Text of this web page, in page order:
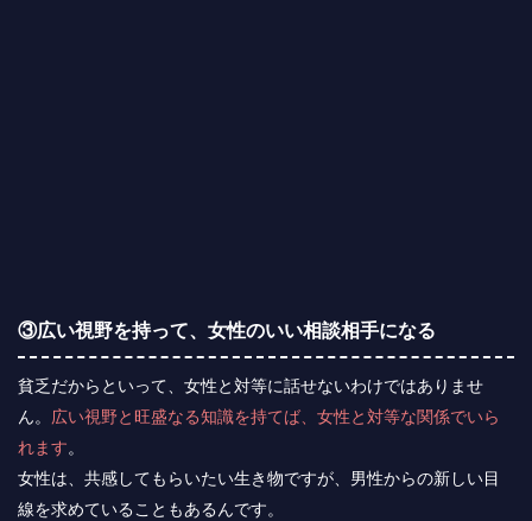
③広い視野を持って、女性のいい相談相手になる
貧乏だからといって、女性と対等に話せないわけではありませ
ん。 広い視野と旺盛なる知識を持てば、女性と対等な関係でいら
れます。
女性は、共感してもらいたい生き物ですが、男性からの新しい目
線を求めていることもあるんです。